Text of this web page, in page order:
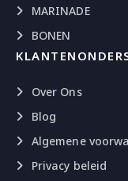
MARINADE
BONEN
Over Ons
Blog
Algemene
Privacy beleid